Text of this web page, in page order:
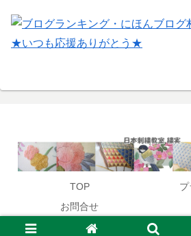
★いつも応援ありがとう★
TOP
お問合せ
© 2017 日本刺繍教室開催,作家:笹原木